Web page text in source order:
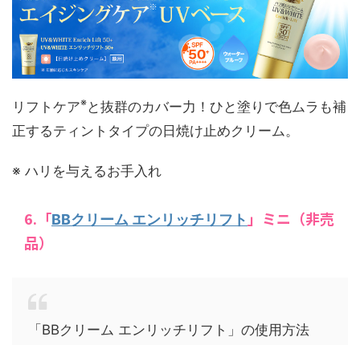
リフトケア※ と抜群のカバー力！ひと塗りで色ムラも補
正するティントタイプの日焼け止めクリーム。
※ ハリを与えるお手入れ
6.「BBクリーム エンリッチリフト 」ミニ（非売
品）
「BBクリーム エンリッチリフト」の使用方法